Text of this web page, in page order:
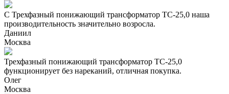
С Трехфазный понижающий трансформатор ТС-25,0 наша
производительность значительно возросла.
Даниил
Москва
Трехфазный понижающий трансформатор ТС-25,0
функционирует без нареканий, отличная покупка.
Олег
Москва